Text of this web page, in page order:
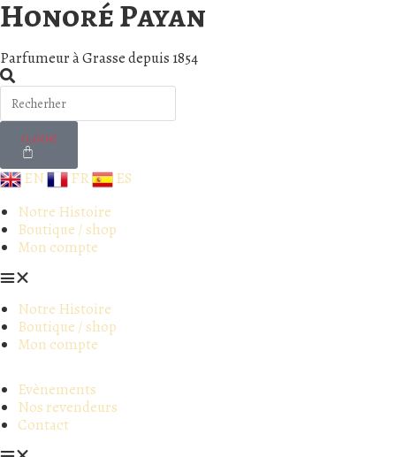
Honoré Payan
Parfumeur à Grasse depuis 1854
0,00€
EN FR
ES
Notre Histoire
Boutique / shop
Mon compte
Notre Histoire
Boutique / shop
Mon compte
Evènements
Nos revendeurs
Contact